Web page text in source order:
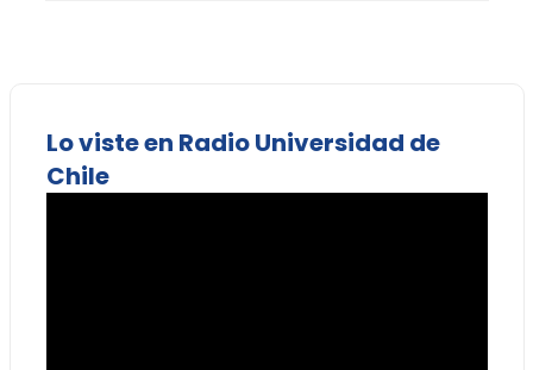
Lo viste en Radio Universidad de
Chile